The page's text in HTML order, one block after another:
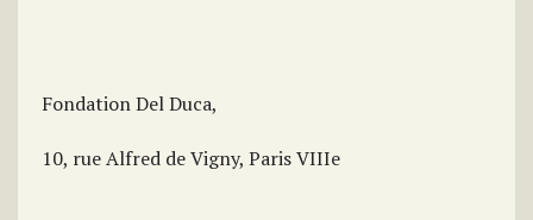
Fondation Del Duca,
10, rue Alfred de Vigny, Paris VIIIe